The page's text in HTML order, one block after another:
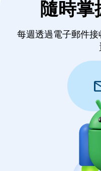
隨時
每週透過電子郵件